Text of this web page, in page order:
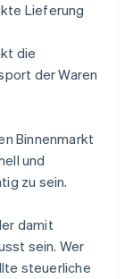
Lieferung
die
der Waren
Binnenmarkt
und
zu sein.
damit
sein. Wer
steuerliche